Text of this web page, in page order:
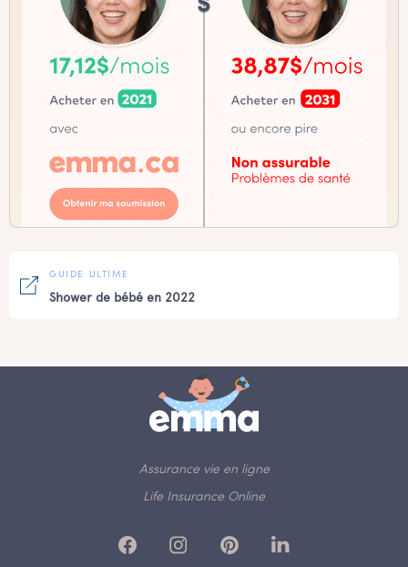
GUIDE ULTIME
Shower de bébé en 2022
Assurance vie en ligne
Life Insurance Online